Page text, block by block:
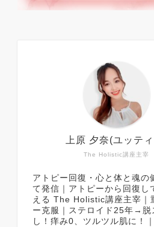
The Holistic講座主宰
上原 夕奈(ユッテ
アトピー回復・心と体と魂の
て発信｜アトピーから回復し
える The Holistic講座主宰｜
ー克服｜ステロイド25年→
し！痒み0、ツルツル肌に！